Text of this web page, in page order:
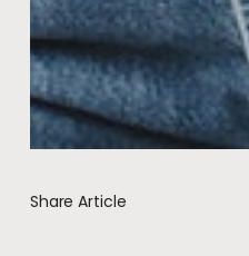
Share Article